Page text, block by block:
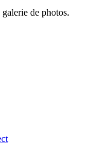
de photos.